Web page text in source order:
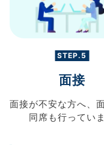
STEP.5
面接
面接が不安な方へ、
同席も行ってい